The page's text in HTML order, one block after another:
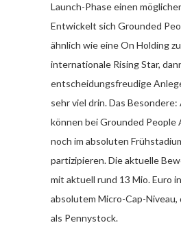
Launch-Phase einen
Entwickelt sich Grounded
ähnlich wie eine On Holding
internationale Rising Star,
entscheidungsfreudige
sehr viel drin. Das
können bei Grounded People
noch im absoluten
partizipieren. Die aktuelle
mit aktuell rund 13 Mio. Euro
absolutem Micro-Cap-
als Pennystock.